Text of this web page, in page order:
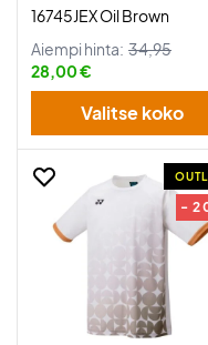
16745JEX Oil Brown
Aiempi hinta: 34,95
28,00 €
Valitse koko
-